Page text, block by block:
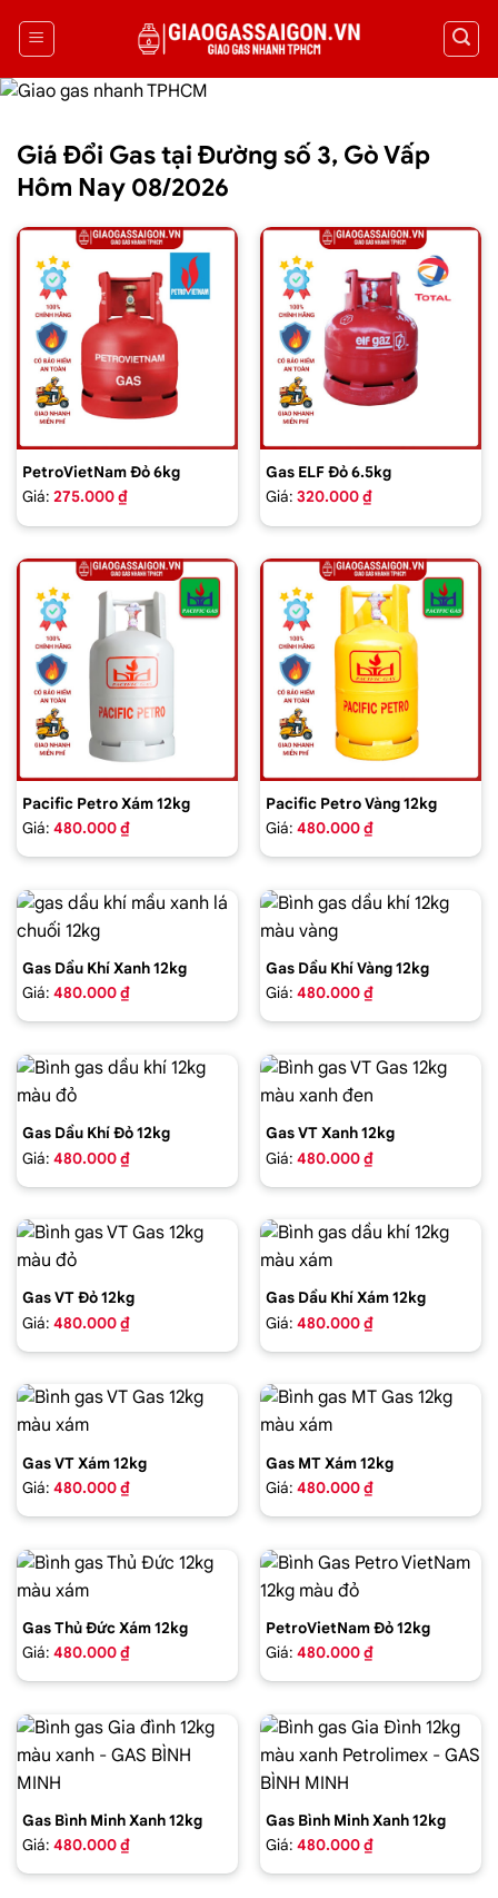
Giá Đổi Gas tại Đường số 3, Gò Vấp
Hôm Nay 08/2026
PetroVietNam Đỏ 6kg
Giá: 275.000 ₫
Gas ELF Đỏ 6.5kg
Giá: 320.000 ₫
Pacific Petro Xám 12kg
Giá: 480.000 ₫
Pacific Petro Vàng 12kg
Giá: 480.000 ₫
Gas Dầu Khí Xanh 12kg
Giá: 480.000 ₫
Gas Dầu Khí Vàng 12kg
Giá: 480.000 ₫
Gas Dầu Khí Đỏ 12kg
Giá: 480.000 ₫
Gas VT Xanh 12kg
Giá: 480.000 ₫
Gas VT Đỏ 12kg
Giá: 480.000 ₫
Gas Dầu Khí Xám 12kg
Giá: 480.000 ₫
Gas VT Xám 12kg
Giá: 480.000 ₫
Gas MT Xám 12kg
Giá: 480.000 ₫
Gas Thủ Đức Xám 12kg
Giá: 480.000 ₫
PetroVietNam Đỏ 12kg
Giá: 480.000 ₫
Gas Bình Minh Xanh 12kg
Giá: 480.000 ₫
Gas Bình Minh Xanh 12kg
Giá: 480.000 ₫